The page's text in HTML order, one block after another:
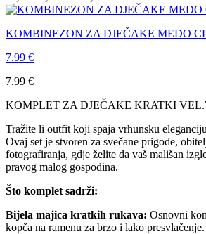
KOMBINEZON ZA DJEČAKE MEDO
7.99 €
7.99 €
KOMPLET ZA DJEČAKE KRATKI
Tražite li outfit koji spaja vrhunsku
Ovaj set je stvoren za svečane prigode,
fotografiranja, gdje želite da vaš mališan
pravog malog gospodina.
Što komplet sadrži:
Bijela majica kratkih rukava: Osnovni
kopča na ramenu za brzo i lako presvlačenje.